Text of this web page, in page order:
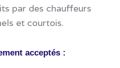
par des chauffeurs
et courtois.
acceptés :